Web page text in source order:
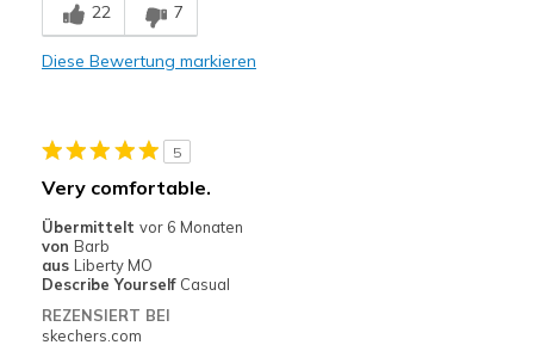
Durable
Tongue too long
Geeignete Verwendung
Casual Wear
22 7
Diese Bewertung markieren
5
Very comfortable.
Übermittelt vor 6 Monaten
von Barb
aus Liberty MO
Describe Yourself Casual
REZENSIERT BEI
skechers.com